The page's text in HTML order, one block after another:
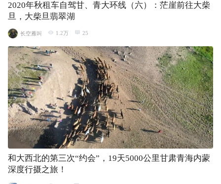
2020年秋租车自驾甘、青大环线（六）：茫崖前往大柴
旦，大柴旦翡翠湖
长空雁叫 1.2万 25
和大西北的第三次“约会”，19天5000公里甘肃青海内蒙
深度行摄之旅！